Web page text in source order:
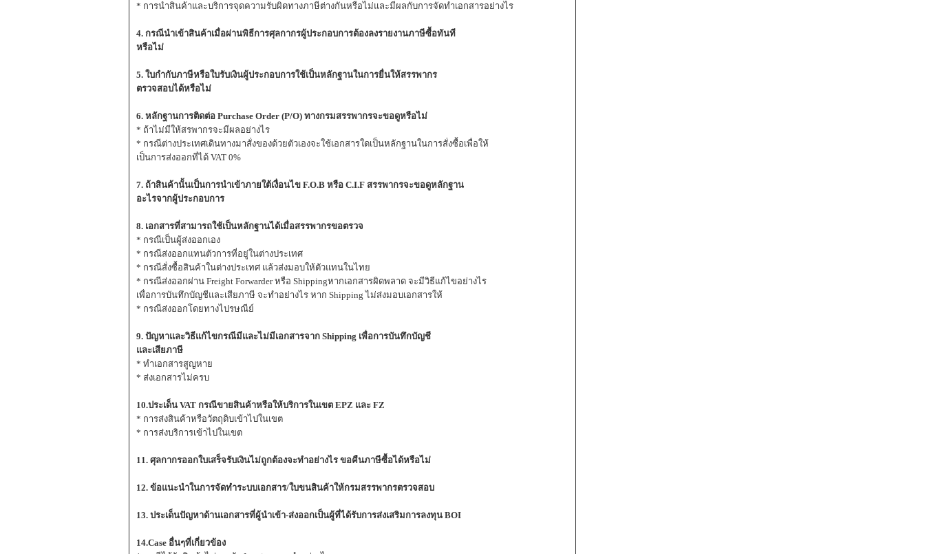
* การนำสินค้าและบริการจุดความรับผิดทางภาษีต่างกันหรือไม่และมีผลกับการจัดทำเอกสารอย่างไร
4. กรณีนำเข้าสินค้าเมื่อผ่านพิธีการศุลกากรผู้ประกอบการต้องลงรายงานภาษีซื้อทันที
หรือไม่
5. ใบกำกับภาษีหรือใบรับเงินผู้ประกอบการใช้เป็นหลักฐานในการยื่นให้สรรพากร
ตรวจสอบได้หรือไม่
6. หลักฐานการติดต่อ Purchase Order (P/O) ทางกรมสรรพากรจะขอดูหรือไม่
* ถ้าไม่มีให้สรพากรจะมีผลอย่างไร
* กรณีต่างประเทศเดินทางมาสั่งของด้วยตัวเองจะใช้เอกสารใดเป็นหลักฐานในการสั่งซื้อเพื่อให้
เป็นการส่งออกที่ได้ VAT 0%
7. ถ้าสินค้านั้นเป็นการนำเข้าภายใต้เงื่อนไข F.O.B หรือ C.I.F สรรพากรจะขอดูหลักฐาน
อะไรจากผู้ประกอบการ
8. เอกสารที่สามารถใช้เป็นหลักฐานได้เมื่อสรรพากรขอตรวจ
* กรณีเป็นผู้ส่งออกเอง
* กรณีส่งออกแทนตัวการที่อยู่ในต่างประเทศ
* กรณีสั่งซื้อสินค้าในต่างประเทศ แล้วส่งมอบให้ตัวแทนในไทย
* กรณีส่งออกผ่าน Freight Forwarder หรือ Shippingหากเอกสารผิดพลาด จะมีวิธีแก้ไขอย่างไร
เพื่อการบันทึกบัญชีและเสียภาษี จะทำอย่างไร หาก Shipping ไม่ส่งมอบเอกสารให้
* กรณีส่งออกโดยทางไปรษณีย์
9. ปัญหาและวิธีแก้ไขกรณีมีและไม่มีเอกสารจาก Shipping เพื่อการบันทึกบัญชี
และเสียภาษี
* ทำเอกสารสูญหาย
* ส่งเอกสารไม่ครบ
10.ประเด็น VAT กรณีขายสินค้าหรือให้บริการในเขต EPZ และ FZ
* การส่งสินค้าหรือวัตถุดิบเข้าไปในเขต
* การส่งบริการเข้าไปในเขต
11. ศุลกากรออกใบเสร็จรับเงินไม่ถูกต้องจะทำอย่างไร ขอคืนภาษีซื้อได้หรือไม่
12. ข้อแนะนำในการจัดทำระบบเอกสาร/ใบขนสินค้าให้กรมสรรพากรตรวจสอบ
13. ประเด็นปัญหาด้านเอกสารที่ผู้นำเข้า-ส่งออกเป็นผู้ที่ได้รับการส่งเสริมการลงทุน BOI
14.Case อื่นๆที่เกี่ยวข้อง